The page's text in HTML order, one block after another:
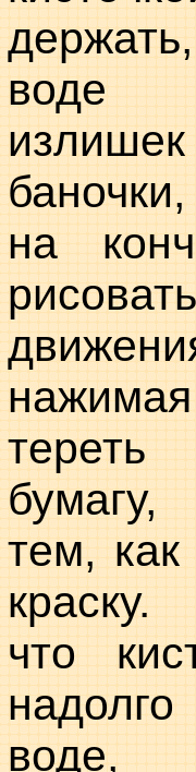
воде
на
тереть
тем, как
что
воде,